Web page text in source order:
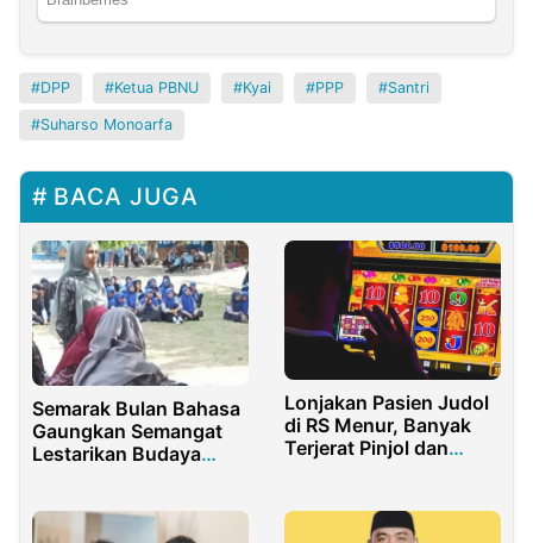
DPP Ketua PBNU Kyai PPP Santri
Suharso Monoarfa
BACA JUGA
Semarak Bulan Bahasa
Gaungkan Semangat
Lestarikan Budaya
Lonjakan Pasien Judol
di RS Menur, Banyak
Terjerat Pinjol dan